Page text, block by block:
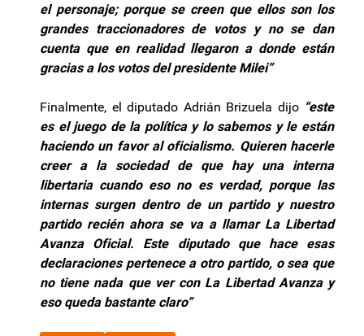
el personaje; porque se creen que ellos son los
grandes traccionadores de votos y no se dan
cuenta que en realidad llegaron a donde están
gracias a los votos del presidente Milei”
Finalmente, el diputado Adrián Brizuela dijo“este
es el juego de la política y lo sabemos y le están
haciendo un favor al oficialismo. Quieren hacerle
creer a la sociedad de que hay una interna
libertaria cuando eso no es verdad, porque las
internas surgen dentro de un partido y nuestro
partido recién ahora se va a llamar La Libertad
Avanza Oficial. Este diputado que hace esas
declaraciones pertenece a otro partido, o sea que
no tiene nada que ver con La Libertad Avanza y
eso queda bastante claro”